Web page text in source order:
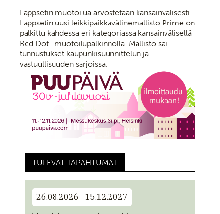
Lappsetin muotoilua arvostetaan kansainvälisesti.
Lappsetin uusi leikkipaikkavälinemallisto Prime on
palkittu kahdessa eri kategoriassa kansainvälisellä
Red Dot -muotoilupalkinnolla. Mallisto sai
tunnustukset kaupunkisuunnittelun ja
vastuullisuuden sarjoissa.
TULEVAT TAPAHTUMAT
26.08.2026 - 15.12.2027